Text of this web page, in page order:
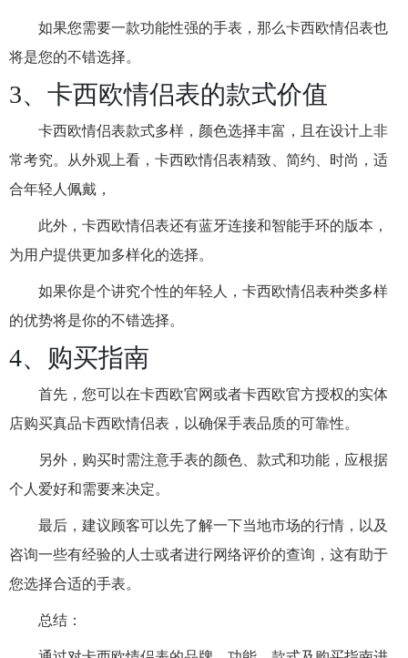
如果您需要一款功能性强的手表，那么卡西欧情侣表也
将是您的不错选择。
3、卡西欧情侣表的款式价值
卡西欧情侣表款式多样，颜色选择丰富，且在设计上非
常考究。从外观上看，卡西欧情侣表精致、简约、时尚，适
合年轻人佩戴，
此外，卡西欧情侣表还有蓝牙连接和智能手环的版本，
为用户提供更加多样化的选择。
如果你是个讲究个性的年轻人，卡西欧情侣表种类多样
的优势将是你的不错选择。
4、购买指南
首先，您可以在卡西欧官网或者卡西欧官方授权的实体
店购买真品卡西欧情侣表，以确保手表品质的可靠性。
另外，购买时需注意手表的颜色、款式和功能，应根据
个人爱好和需要来决定。
最后，建议顾客可以先了解一下当地市场的行情，以及
咨询一些有经验的人士或者进行网络评价的查询，这有助于
您选择合适的手表。
总结：